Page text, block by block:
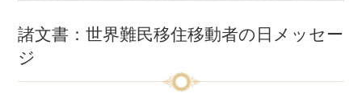
諸文書：世界難民移住移動者の日メッセー
ジ